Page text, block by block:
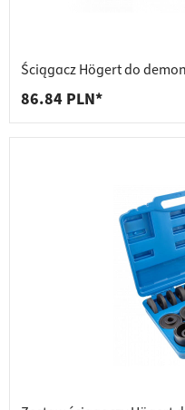
Ściągacz Högert do
86.84 PLN*